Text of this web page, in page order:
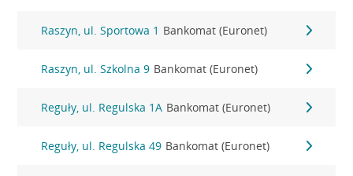
Raszyn, ul. Sportowa 1 Bankomat (Euronet)
Raszyn, ul. Szkolna 9 Bankomat (Euronet)
Reguły, ul. Regulska 1A Bankomat (Euronet)
Reguły, ul. Regulska 49 Bankomat (Euronet)